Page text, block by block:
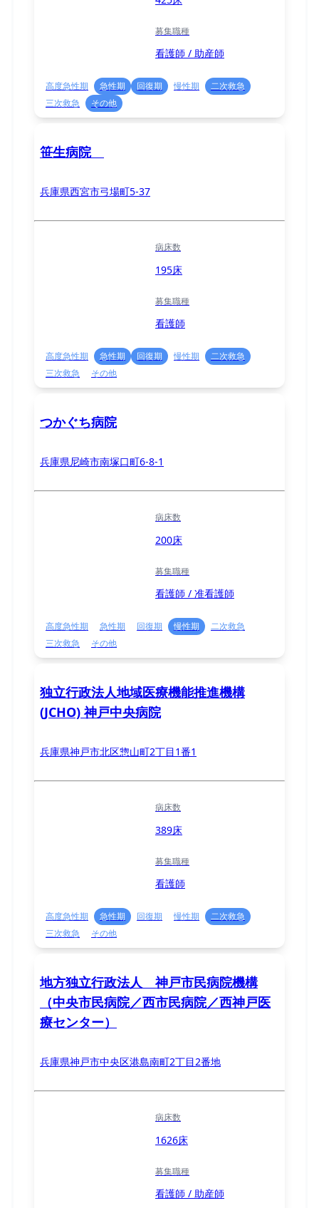
募集職種
看護師 / 助産師
高度急性期 急性期 回復期 慢性期
二次救急
三次救急
その他
笹生病院
兵庫県西宮市弓場町5-37
病床数
195床
募集職種
看護師
高度急性期 急性期 回復期 慢性期
二次救急
三次救急
その他
つかぐち病院
兵庫県尼崎市南塚口町6-8-1
病床数
200床
募集職種
看護師 / 准看護師
高度急性期 急性期 回復期 慢性期
二次救急
三次救急
その他
独立行政法人地域医療機能推進機構
(JCHO) 神戸中央病院
兵庫県神戸市北区惣山町2丁目1番1
病床数
389床
募集職種
看護師
高度急性期 急性期 回復期 慢性期
二次救急
三次救急
その他
地方独立行政法人 神戸市民病院機構
（中央市民病院／西市民病院／西神戸医
療センター）
兵庫県神戸市中央区港島南町2丁目2番地
病床数
1626床
募集職種
看護師 / 助産師